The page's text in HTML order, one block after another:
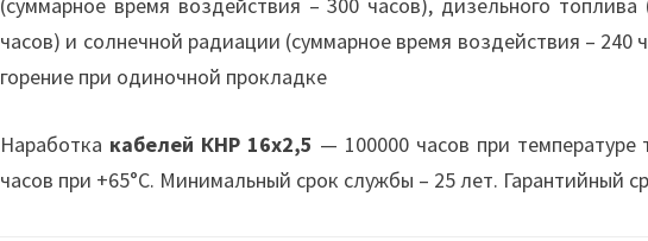
часов) и солнечной радиации (суммарное время воздействия – 240
горение при одиночной прокладке
Наработка кабелей КНР 16х2,5 — 100000 часов при
часов при +65°С. Минимальный срок службы – 25 лет. Гарантийный